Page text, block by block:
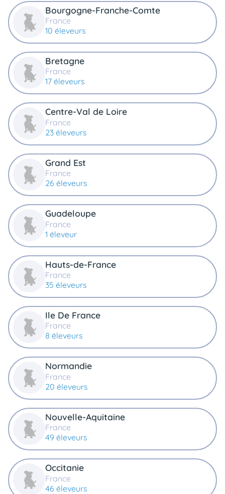
Bourgogne-Franche-Comte
France
10 éleveurs
Bretagne
France
17 éleveurs
Centre-Val de Loire
France
23 éleveurs
Grand Est
France
26 éleveurs
Guadeloupe
France
1 éleveur
Hauts-de-France
France
35 éleveurs
Ile De France
France
8 éleveurs
Normandie
France
20 éleveurs
Nouvelle-Aquitaine
France
49 éleveurs
Occitanie
France
46 éleveurs